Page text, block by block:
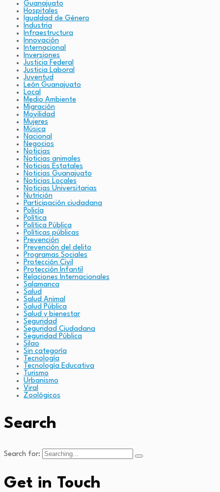
Guanajuato
Hospitales
Igualdad de Género
Industria
Infraestructura
Innovación
Internacional
Inversiones
Justicia Federal
Justicia Laboral
Juventud
León Guanajuato
Local
Medio Ambiente
Migración
Movilidad
Mujeres
Música
Nacional
Negocios
Noticias
Noticias animales
Noticias Estatales
Noticias Guanajuato
Noticias Locales
Noticias Universitarias
Nutrición
Participación ciudadana
Policía
Política
Política Pública
Políticas públicas
Prevención
Prevención del delito
Programas Sociales
Protección Civil
Protección Infantil
Relaciones Internacionales
Salamanca
Salud
Salud Animal
Salud Pública
Salud y bienestar
Seguridad
Seguridad Ciudadana
Seguridad Pública
Silao
Sin categoría
Tecnología
Tecnología Educativa
Turismo
Urbanismo
Viral
Zoológicos
Search
Search for:
Get in Touch